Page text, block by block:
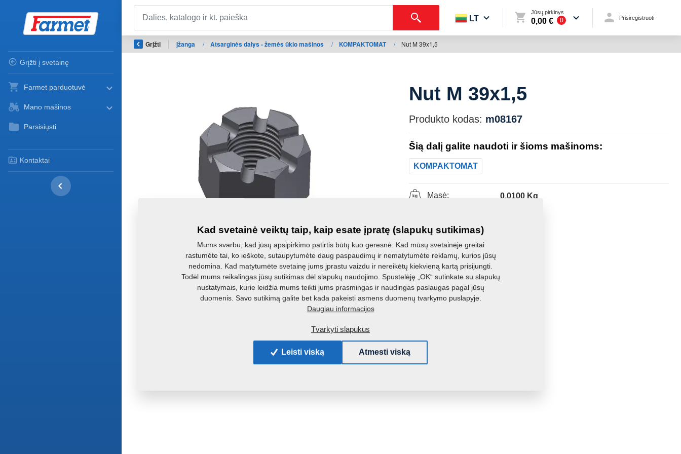
Grįžti į svetainę
Farmet parduotuvė
Mano mašinos
Parsisiųsti
Kontaktai
LT
Jūsų pirkinys
0,00 € 0 Prisiregistruoti
Grįžti Įžanga / Atsarginės dalys - žemės ūkio mašinos / KOMPAKTOMAT / Nut M 39x1,5
Nut M 39x1,5
Produkto kodas: m08167
Šią dalį galite naudoti ir šioms mašinoms:
KOMPAKTOMAT
Masė: 0,0100 Kg
Kad svetainė veiktų taip, kaip esate įpratę (slapukų sutikimas)
Mums svarbu, kad jūsų apsipirkimo patirtis būtų kuo geresnė. Kad mūsų svetainėje greitai
rastumėte tai, ko ieškote, sutaupytumėte daug paspaudimų ir nematytumėte reklamų, kurios jūsų
nedomina. Kad matytumėte svetainę jums įprastu vaizdu ir nereikėtų kiekvieną kartą prisijungti.
Todėl mums reikalingas jūsų sutikimas dėl slapukų naudojimo. Spustelėję „OK“ sutinkate su slapukų
nustatymais, kurie leidžia mums teikti jums prasmingas ir naudingas paslaugas pagal jūsų
duomenis. Savo sutikimą galite bet kada pakeisti asmens duomenų tvarkymo puslapyje.
Daugiau informacijos
Tvarkyti slapukus
Leisti viską Atmesti viską